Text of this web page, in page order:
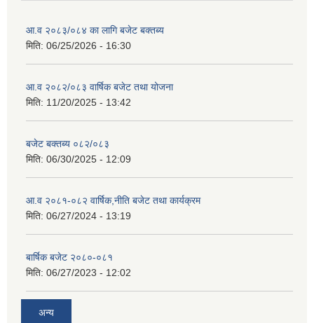
आ.व २०८३/०८४ का लागि बजेट बक्तब्य
मिति: 06/25/2026 - 16:30
आ.व २०८२/०८३ वार्षिक बजेट तथा योजना
मिति: 11/20/2025 - 13:42
बजेट बक्तब्य ०८२/०८३
मिति: 06/30/2025 - 12:09
आ.व २०८१-०८२ वार्षिक,नीति बजेट तथा कार्यक्रम
मिति: 06/27/2024 - 13:19
बार्षिक बजेट २०८०-०८१
मिति: 06/27/2023 - 12:02
अन्य